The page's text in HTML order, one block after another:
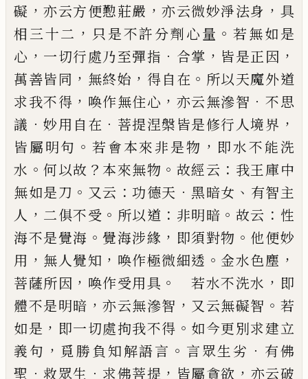
礙 ，亦云方便懃莊嚴 ，亦云微妙淨法身 ， 具
相三十二 ， 只是不許分劑心量 。若無如是
心 ， 一切行處乃至彈指 ． 合掌 ， 皆是正因 ，
萬善皆同 ， 無終始 ， 得自在 。 所以天魔外道
求我不得 ， 喚作無住心 ， 亦云無滲智 ．不思
議 ．妙用自在 ． 菩提涅槃皆是修行人境界 ，
皆屬明句 。 若會本來非是物 ， 即水不能洗
水 。何以故 ？本來無物 。 故經云 ： 我王庫中
無如是刀 。 又云 ： 功德天 ．黑暗女 、 有智主
人 ， 二俱不受 。 所以道 ： 非明暗 。 故云 ： 性
海不是覺海 。 覺海涉緣 ， 即須對物 。 他便妙
用 ， 無人覺知 ， 喚作極微細透 。 金水色塵 ，
菩薩所因 ， 喚作受用具 。 若水不洗水 ， 即
體不是明暗 ，亦云無滲智 ， 又云無礙智 。 若
如是 ， 即一切處拘我不得 。 如今更別求建立
義句 ， 覓勝負知解語言 。 言眾生劣 ． 有佛
聖 ．救眾生 ． 求佛菩提 ， 皆屬貪欲 ， 亦云破